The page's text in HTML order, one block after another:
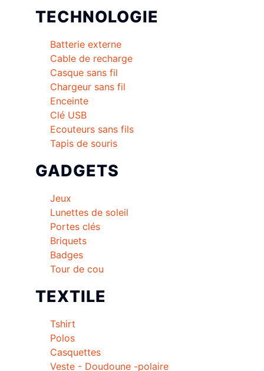
TECHNOLOGIE
Batterie externe
Cable de recharge
Casque sans fil
Chargeur sans fil
Enceinte
Clé USB
Ecouteurs sans fils
Tapis de souris
GADGETS
Jeux
Lunettes de soleil
Portes clés
Briquets
Badges
Tour de cou
TEXTILE
Tshirt
Polos
Casquettes
Veste - Doudoune -polaire